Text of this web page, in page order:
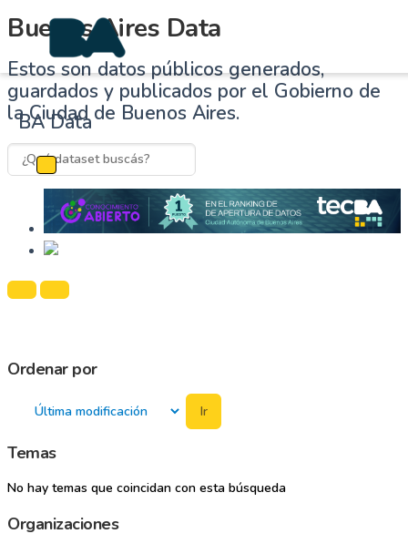
BA Data
Cambiar navegación
Buenos Aires Data
Estos son datos públicos generados,
guardados y publicados por el Gobierno de
la Ciudad de Buenos Aires.
Ordenar por
Ir
Temas
No hay temas que coincidan con esta búsqueda
Organizaciones